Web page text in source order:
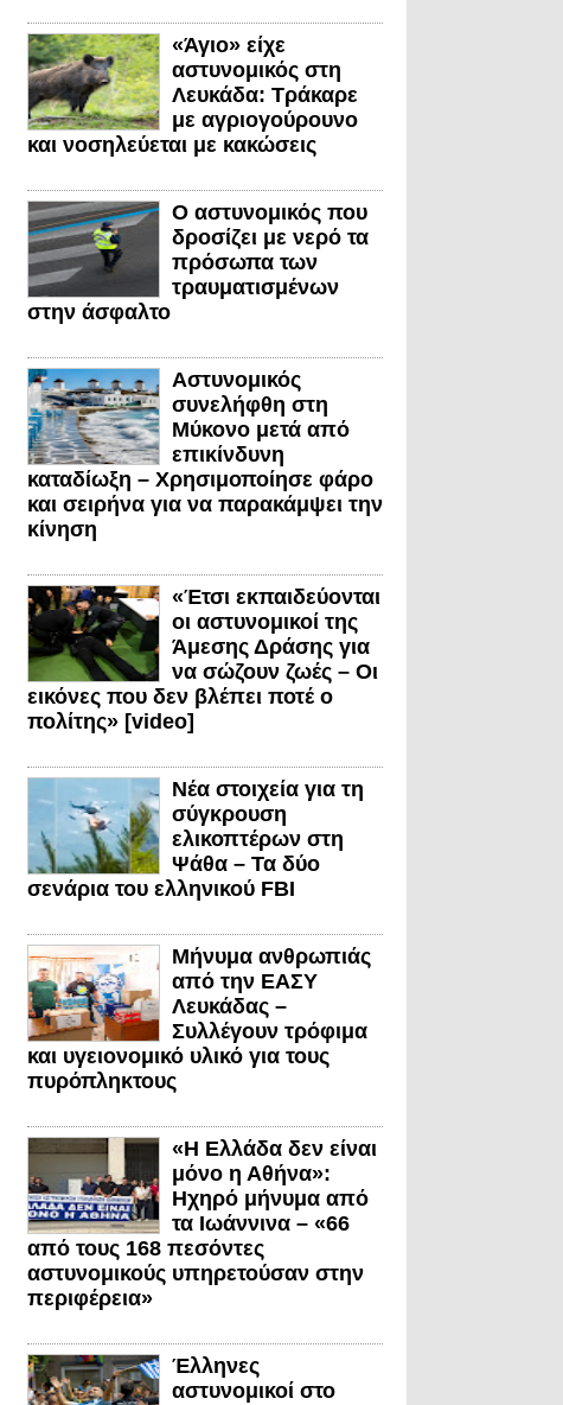
«Άγιο» είχε
αστυνομικός στη
Λευκάδα: Τράκαρε
με αγριογούρουνο
και νοσηλεύεται με κακώσεις
Ο αστυνομικός που
δροσίζει με νερό τα
πρόσωπα των
τραυματισμένων
στην άσφαλτο
Αστυνομικός
συνελήφθη στη
Μύκονο μετά από
επικίνδυνη
καταδίωξη – Χρησιμοποίησε φάρο
και σειρήνα για να παρακάμψει την
κίνηση
«Έτσι εκπαιδεύονται
οι αστυνομικοί της
Άμεσης Δράσης για
να σώζουν ζωές – Οι
εικόνες που δεν βλέπει ποτέ ο
πολίτης» [video]
Νέα στοιχεία για τη
σύγκρουση
ελικοπτέρων στη
Ψάθα – Τα δύο
σενάρια του ελληνικού FBI
Μήνυμα ανθρωπιάς
από την ΕΑΣΥ
Λευκάδας –
Συλλέγουν τρόφιμα
και υγειονομικό υλικό για τους
πυρόπληκτους
«Η Ελλάδα δεν είναι
μόνο η Αθήνα»:
Ηχηρό μήνυμα από
τα Ιωάννινα – «66
από τους 168 πεσόντες
αστυνομικούς υπηρετούσαν στην
περιφέρεια»
Έλληνες
αστυνομικοί στο